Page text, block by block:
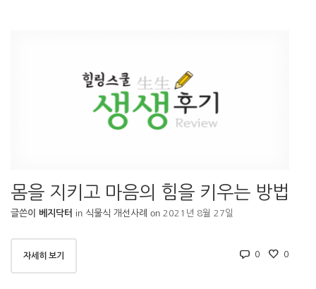
몸을 지키고 마음의 힘을 키우는 방법
글쓴이 베지닥터 in 식물식 개선사례 on 2021년 8월 27일
자세히 보기 0 0